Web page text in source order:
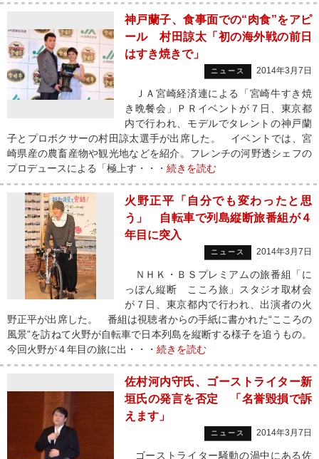
神戸蘭子、食事面での“肉食”をアピ
ール 村田諒太「初の海外戦の前日
はすき焼きで」
ニュース 2014年3月7日
ＪＡ宮崎経済連による「宮崎牛すき焼
き晩餐会」ＰＲイベントが７日、東京都
内で行われ、モデルでタレントの神戸蘭
子とプロボクサーの村田諒太選手が出席した。 イベントでは、宮
崎県産の農畜産物や観光地などを紹介。フレンチの河野透シェフの
プロデュースによる「極上す・・・ 続きを読む
火野正平「自分でも変わったと思
う」 自転車で列島縦断旅番組が４
年目に突入
ニュース 2014年3月7日
ＮＨＫ・ＢＳプレミアムの旅番組「に
っぽん縦断 こころ旅」スタジオ取材会
が７日、東京都内で行われ、出演者の火
野正平が出席した。 番組は視聴者からの手紙に書かれた“こころの
風景”を訪ねて火野が自転車で日本列島を縦断する様子を追うもの。
今回火野が４年目の旅に出・・・ 続きを読む
佐村河内守氏、ゴーストライター新
垣氏の発言を否定 「名誉毀損で訴
えます」
ニュース 2014年3月7日
ゴーストライター騒動の渦中にある佐